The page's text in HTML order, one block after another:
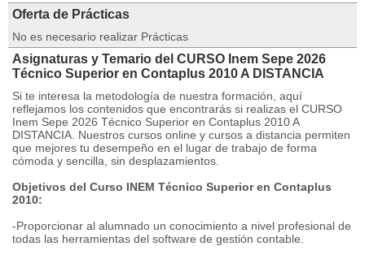
Oferta de Prácticas
No es necesario realizar Prácticas
Asignaturas y Temario del CURSO Inem Sepe 2026
Técnico Superior en Contaplus 2010 A DISTANCIA
Si te interesa la metodología de nuestra formación, aquí
reflejamos los contenidos que encontrarás si realizas el CURSO
Inem Sepe 2026 Técnico Superior en Contaplus 2010 A
DISTANCIA. Nuestros cursos online y cursos a distancia permiten
que mejores tu desempeño en el lugar de trabajo de forma
cómoda y sencilla, sin desplazamientos.
Objetivos del Curso INEM Técnico Superior en Contaplus
2010:
-Proporcionar al alumnado un conocimiento a nivel profesional de
todas las herramientas del software de gestión contable.